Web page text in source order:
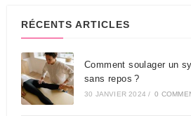
RÉCENTS ARTICLES
Comment soulager un
sans repos ?
30 JANVIER 2024 / 0